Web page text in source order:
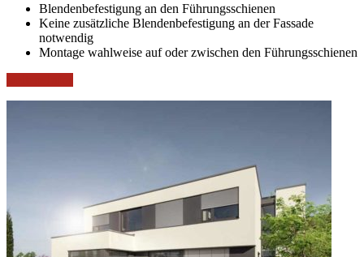
Blendenbefestigung an den Führungsschienen
Keine zusätzliche Blendenbefestigung an der Fassade
notwendig
Montage wahlweise auf oder zwischen den Führungsschienen